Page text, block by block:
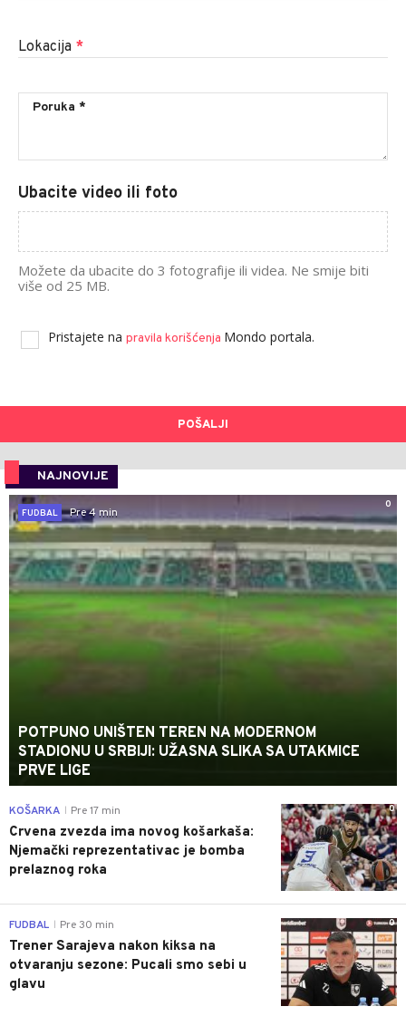
Lokacija *
Ubacite video ili foto
Možete da ubacite do 3 fotografije ili videa. Ne smije biti
više od 25 MB.
Pristajete na pravila korišćenja Mondo portala.
POŠALJI
NAJNOVIJE
0
FUDBAL
Pre 4 min
POTPUNO UNIŠTEN TEREN NA MODERNOM
STADIONU U SRBIJI: UŽASNA SLIKA SA UTAKMICE
PRVE LIGE
0
KOŠARKA Pre 17 min
Crvena zvezda ima novog košarkaša:
Njemački reprezentativac je bomba
prelaznog roka
0
FUDBAL Pre 30 min
Trener Sarajeva nakon kiksa na
otvaranju sezone: Pucali smo sebi u
glavu